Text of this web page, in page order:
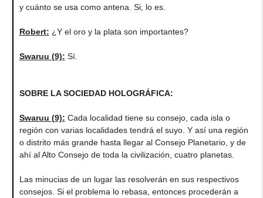
y cuánto se usa como antena. Si, lo es.
Robert: ¿Y el oro y la plata son importantes?
Swaruu (9): Sí.
SOBRE LA SOCIEDAD HOLOGRÁFICA:
Swaruu (9): Cada localidad tiene su consejo, cada isla o
región con varias localidades tendrá el suyo. Y así una región
o distrito más grande hasta llegar al Consejo Planetario, y de
ahí al Alto Consejo de toda la civilización, cuatro planetas.
Las minucias de un lugar las resolverán en sus respectivos
consejos. Si el problema lo rebasa, entonces procederán a